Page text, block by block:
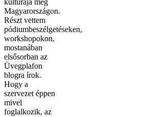
Magyarországon.
Részt vettem
pódiumbeszélgetéseken,
workshopokon,
mostanában
elsősorban az
Üvegplafon
blogra írok.
Hogy a
szervezet éppen
mivel
foglalkozik, az